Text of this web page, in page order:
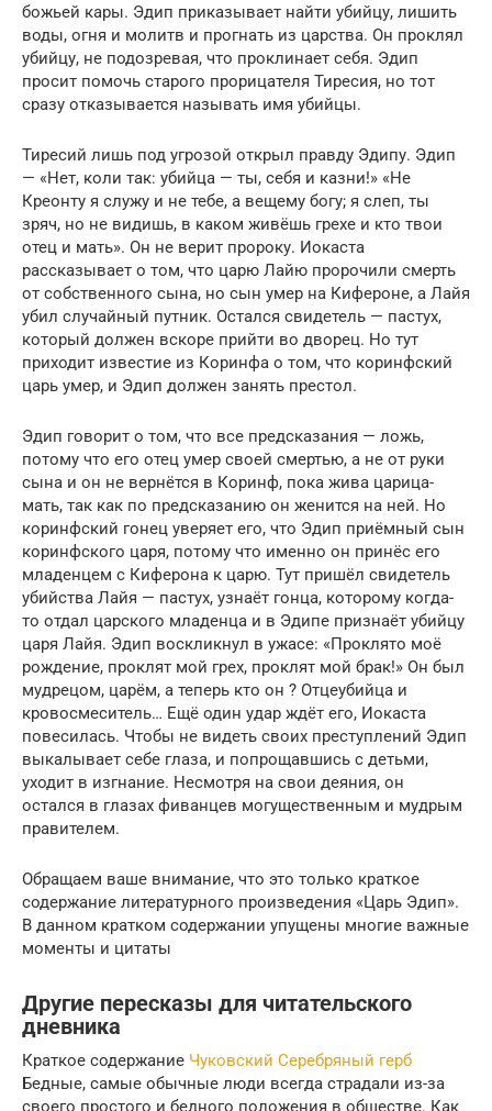
божьей кары. Эдип приказывает найти убийцу, лишить
воды, огня и молитв и прогнать из царства. Он проклял
убийцу, не подозревая, что проклинает себя. Эдип
просит помочь старого прорицателя Тиресия, но тот
сразу отказывается называть имя убийцы.
Тиресий лишь под угрозой открыл правду Эдипу. Эдип
— «Нет, коли так: убийца — ты, себя и казни!» «Не
Креонту я служу и не тебе, а вещему богу; я слеп, ты
зряч, но не видишь, в каком живёшь грехе и кто твои
отец и мать». Он не верит пророку. Иокаста
рассказывает о том, что царю Лайю пророчили смерть
от собственного сына, но сын умер на Кифероне, а Лайя
убил случайный путник. Остался свидетель — пастух,
который должен вскоре прийти во дворец. Но тут
приходит известие из Коринфа о том, что коринфский
царь умер, и Эдип должен занять престол.
Эдип говорит о том, что все предсказания — ложь,
потому что его отец умер своей смертью, а не от руки
сына и он не вернётся в Коринф, пока жива царица-
мать, так как по предсказанию он женится на ней. Но
коринфский гонец уверяет его, что Эдип приёмный сын
коринфского царя, потому что именно он принёс его
младенцем с Киферона к царю. Тут пришёл свидетель
убийства Лайя — пастух, узнаёт гонца, которому когда-
то отдал царского младенца и в Эдипе признаёт убийцу
царя Лайя. Эдип воскликнул в ужасе: «Проклято моё
рождение, проклят мой грех, проклят мой брак!» Он был
мудрецом, царём, а теперь кто он ? Отцеубийца и
кровосмеситель… Ещё один удар ждёт его, Иокаста
повесилась. Чтобы не видеть своих преступлений Эдип
выкалывает себе глаза, и попрощавшись с детьми,
уходит в изгнание. Несмотря на свои деяния, он
остался в глазах фиванцев могущественным и мудрым
правителем.
Обращаем ваше внимание, что это только краткое
содержание литературного произведения «Царь Эдип».
В данном кратком содержании упущены многие важные
моменты и цитаты
Другие пересказы для читательского
дневника
Краткое содержание Чуковский Серебряный герб
Бедные, самые обычные люди всегда страдали из-за
своего простого и бедного положения в обществе. Как